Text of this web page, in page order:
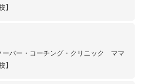
】
ーバー・コーチング・クリニック ママ
】